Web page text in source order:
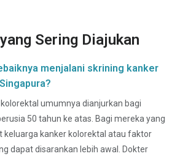
Sering Diajukan
menjalani skrining kanker
umumnya dianjurkan bagi
50 tahun ke atas. Bagi mereka yang
keluarga kanker kolorektal atau faktor
dapat disarankan lebih awal. Dokter